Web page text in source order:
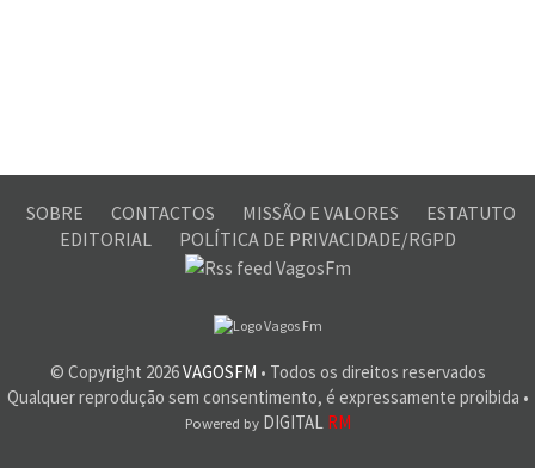
SOBRE CONTACTOS MISSÃO E VALORES
ESTATUTO
EDITORIAL
POLÍTICA DE PRIVACIDADE/RGPD
© Copyright 2026VAGOSFM • Todos os direitos reservados
Qualquer reprodução sem consentimento, é expressamente proibida •
Powered byDIGITAL RM